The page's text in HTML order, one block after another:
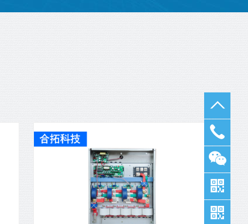
133
3262
8608